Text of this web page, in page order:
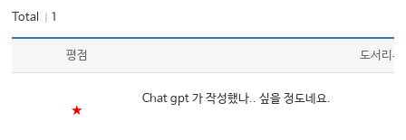
템 토의
Chapter 7 대화록
Total 1
평점 도서리뷰
★
Chat gpt 가 작성했나.. 싶을 정도네요.